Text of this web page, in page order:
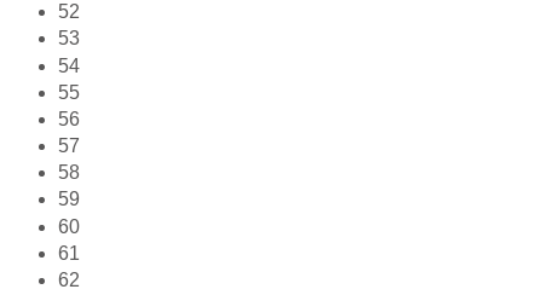
52
53
54
55
56
57
58
59
60
61
62